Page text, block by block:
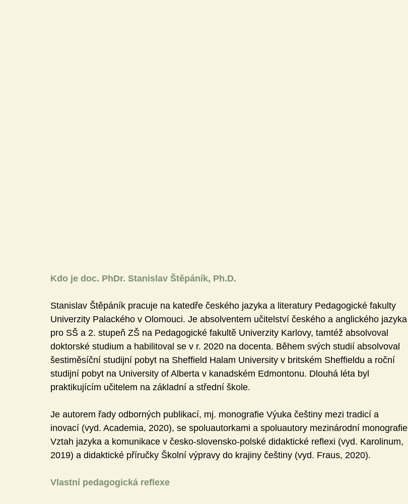
Kdo je doc. PhDr. Stanislav Štěpáník, Ph.D.
Stanislav Štěpáník pracuje na katedře českého jazyka a literatury Pedagogické fakulty
Univerzity Palackého v Olomouci. Je absolventem učitelství českého a anglického jazyka
pro SŠ a 2. stupeň ZŠ na Pedagogické fakultě Univerzity Karlovy, tamtéž absolvoval
doktorské studium a habilitoval se v r. 2020 na docenta. Během svých studií absolvoval
šestiměsíční studijní pobyt na Sheffield Halam University v britském Sheffieldu a roční
studijní pobyt na University of Alberta v kanadském Edmontonu. Dlouhá léta byl
praktikujícím učitelem na základní a střední škole.
Je autorem řady odborných publikací, mj. monografie Výuka češtiny mezi tradicí a
inovací (vyd. Academia, 2020), se spoluautorkami a spoluautory mezinárodní monografie
Vztah jazyka a komunikace v česko-slovensko-polské didaktické reflexi (vyd. Karolinum,
2019) a didaktické příručky Školní výpravy do krajiny češtiny (vyd. Fraus, 2020).
Vlastní pedagogická reflexe